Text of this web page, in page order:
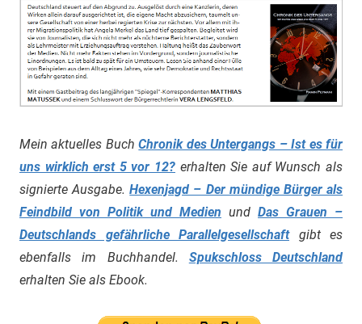
Mein aktuelles BuchChronik des Untergangs – Ist es für
uns wirklich erst 5 vor 12? erhalten Sie auf Wunsch als
signierte Ausgabe.Hexenjagd – Der mündige Bürger als
Feindbild von Politik und Medien und Das Grauen –
Deutschlands gefährliche Parallelgesellschaftgibt es
ebenfalls im Buchhandel. Spukschloss Deutschland
erhalten Sie als Ebook.